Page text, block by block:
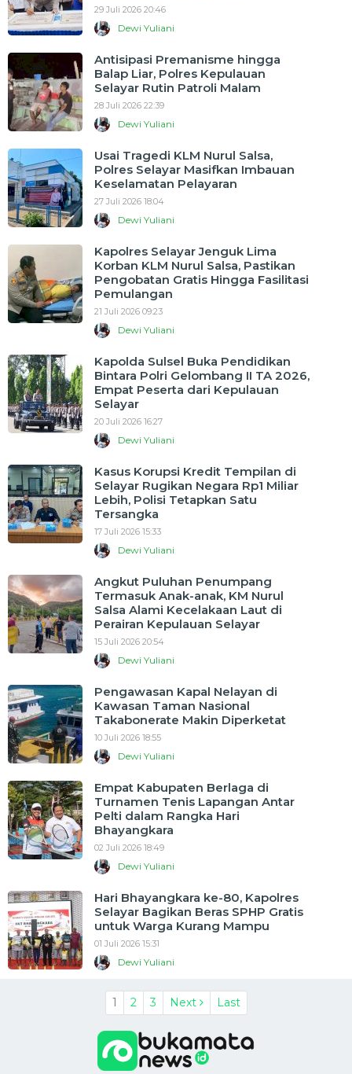
29 Juli 2026 20:46
Dewi Yuliani
Antisipasi Premanisme hingga
Balap Liar, Polres Kepulauan
Selayar Rutin Patroli Malam
28 Juli 2026 22:39
Dewi Yuliani
Usai Tragedi KLM Nurul Salsa,
Polres Selayar Masifkan Imbauan
Keselamatan Pelayaran
27 Juli 2026 18:04
Dewi Yuliani
Kapolres Selayar Jenguk Lima
Korban KLM Nurul Salsa, Pastikan
Pengobatan Gratis Hingga Fasilitasi
Pemulangan
21 Juli 2026 09:23
Dewi Yuliani
Kapolda Sulsel Buka Pendidikan
Bintara Polri Gelombang II TA 2026,
Empat Peserta dari Kepulauan
Selayar
20 Juli 2026 16:27
Dewi Yuliani
Kasus Korupsi Kredit Tempilan di
Selayar Rugikan Negara Rp1 Miliar
Lebih, Polisi Tetapkan Satu
Tersangka
17 Juli 2026 15:33
Dewi Yuliani
Angkut Puluhan Penumpang
Termasuk Anak-anak, KM Nurul
Salsa Alami Kecelakaan Laut di
Perairan Kepulauan Selayar
15 Juli 2026 20:54
Dewi Yuliani
Pengawasan Kapal Nelayan di
Kawasan Taman Nasional
Takabonerate Makin Diperketat
10 Juli 2026 18:55
Dewi Yuliani
Empat Kabupaten Berlaga di
Turnamen Tenis Lapangan Antar
Pelti dalam Rangka Hari
Bhayangkara
02 Juli 2026 18:49
Dewi Yuliani
Hari Bhayangkara ke-80, Kapolres
Selayar Bagikan Beras SPHP Gratis
untuk Warga Kurang Mampu
01 Juli 2026 15:31
Dewi Yuliani
1 2 3 Next Last